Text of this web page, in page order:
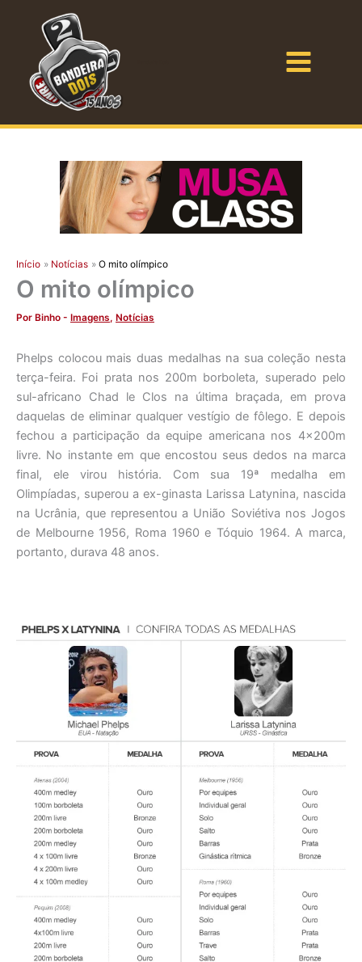
conteúdo
Início Notícias O mito olímpico
O mito olímpico
Por Binho - Imagens, Notícias
Phelps colocou mais duas medalhas na sua coleção nesta
terça-feira. Foi prata nos 200m borboleta, superado pelo
sul-africano Chad le Clos na última braçada, em prova
daquelas de eliminar qualquer vestígio de fôlego. E depois
fechou a participação da equipe americana nos 4x200m
livre. No instante em que encostou seus dedos na marca
final, ele virou história. Com sua 19ª medalha em
Olimpíadas, superou a ex-ginasta Larissa Latynina, nascida
na Ucrânia, que representou a União Soviétiva nos Jogos
de Melbourne 1956, Roma 1960 e Tóquio 1964. A marca,
portanto, durava 48 anos.